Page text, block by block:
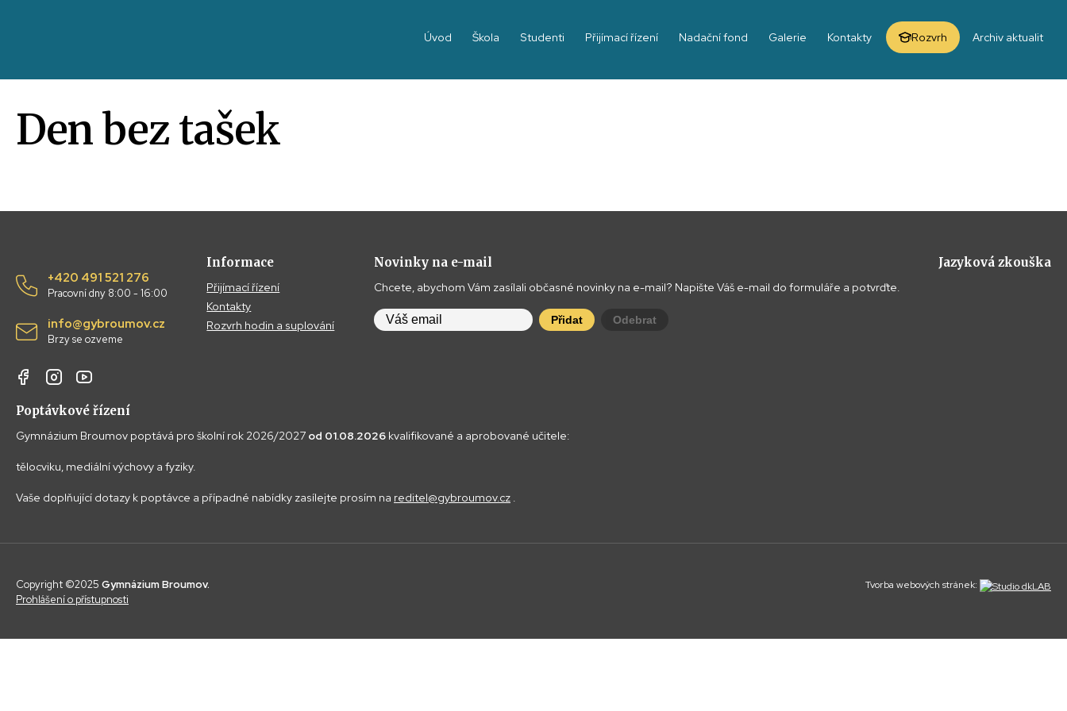
Úvod Škola Studenti Přijímací řízení Nadační fond Galerie Kontakty Rozvrh Archiv aktualit
Den bez tašek
+420 491 521 276
Pracovní dny 8:00 - 16:00
info@gybroumov.cz
Brzy se ozveme
Informace
Přijímací řízení
Kontakty
Rozvrh hodin a suplování
Novinky na e-mail
Chcete, abychom Vám zasílali občasné novinky na e-mail? Napište Váš e-mail do formuláře a potvrďte.
Přidat Odebrat
Jazyková zkouška
Poptávkové řízení
Gymnázium Broumov poptává pro školní rok 2026/2027 od 01.08.2026 kvalifikované a aprobované učitele:
tělocviku, mediální výchovy a fyziky.
Vaše doplňující dotazy k poptávce a případné nabídky zasílejte prosím na reditel@gybroumov.cz .
Tvorba webových stránek:
Copyright ©2025 Gymnázium Broumov.
Prohlášení o přístupnosti